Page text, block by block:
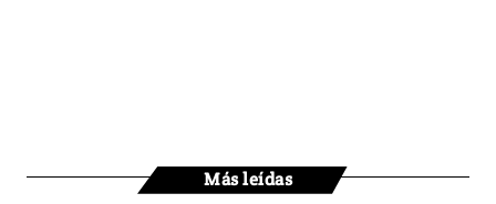
Más leídas